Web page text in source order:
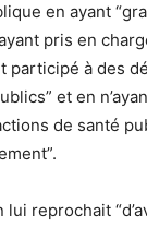
en ayant
pris en
participé à des
et en
de santé
lui reprochait